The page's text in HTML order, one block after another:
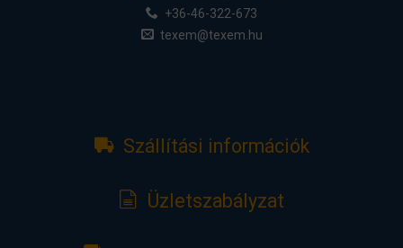
+36-46-322-673
texem@texem.hu
Szállítási információk
Üzletszabályzat